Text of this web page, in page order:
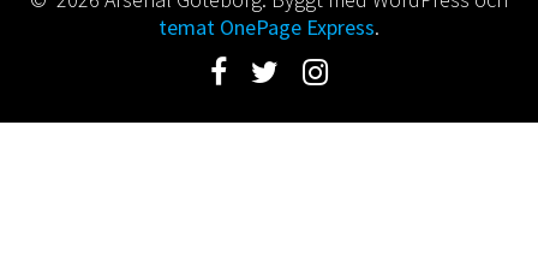
temat OnePage Express.